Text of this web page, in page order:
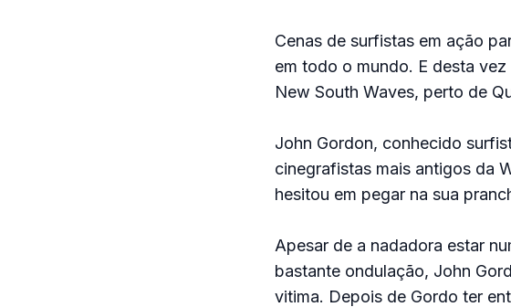
Cenas de surfistas em ação
em todo o mundo. E desta
New South Waves, perto de
John Gordon, conhecido
cinegrafistas mais antigos da
hesitou em pegar na sua
Apesar de a nadadora estar
bastante ondulação, John
vitima. Depois de Gordo ter